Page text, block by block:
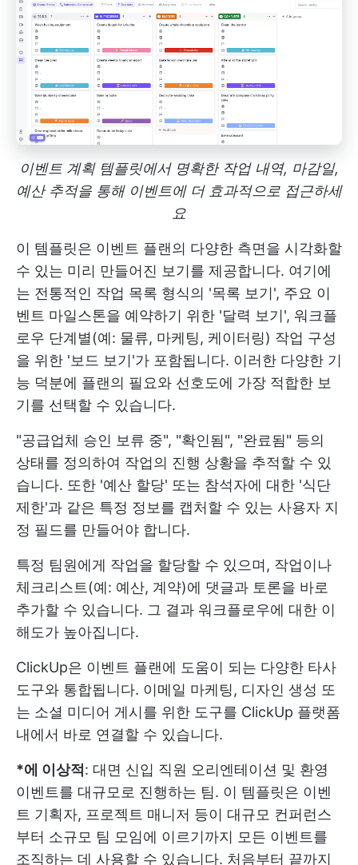
이벤트 계획 템플릿에서 명확한 작업 내역, 마감일,
예산 추적을 통해 이벤트에 더 효과적으로 접근하세
요
이 템플릿은 이벤트 플랜의 다양한 측면을 시각화할
수 있는 미리 만들어진 보기를 제공합니다. 여기에
는 전통적인 작업 목록 형식의 '목록 보기', 주요 이
벤트 마일스톤을 예약하기 위한 '달력 보기', 워크플
로우 단계별(예: 물류, 마케팅, 케이터링) 작업 구성
을 위한 '보드 보기'가 포함됩니다. 이러한 다양한 기
능 덕분에 플랜의 필요와 선호도에 가장 적합한 보
기를 선택할 수 있습니다.
"공급업체 승인 보류 중", "확인됨", "완료됨" 등의
상태를 정의하여 작업의 진행 상황을 추적할 수 있
습니다. 또한 '예산 할당' 또는 참석자에 대한 '식단
제한'과 같은 특정 정보를 캡처할 수 있는 사용자 지
정 필드를 만들어야 합니다.
특정 팀원에게 작업을 할당할 수 있으며, 작업이나
체크리스트(예: 예산, 계약)에 댓글과 토론을 바로
추가할 수 있습니다. 그 결과 워크플로우에 대한 이
해도가 높아집니다.
ClickUp은 이벤트 플랜에 도움이 되는 다양한 타사
도구와 통합됩니다. 이메일 마케팅, 디자인 생성 또
는 소셜 미디어 게시를 위한 도구를 ClickUp 플랫폼
내에서 바로 연결할 수 있습니다.
*에 이상적 : 대면 신입 직원 오리엔테이션 및 환영
이벤트를 대규모로 진행하는 팀. 이 템플릿은 이벤
트 기획자, 프로젝트 매니저 등이 대규모 컨퍼런스
부터 소규모 팀 모임에 이르기까지 모든 이벤트를
조직하는 데 사용할 수 있습니다. 처음부터 끝까지